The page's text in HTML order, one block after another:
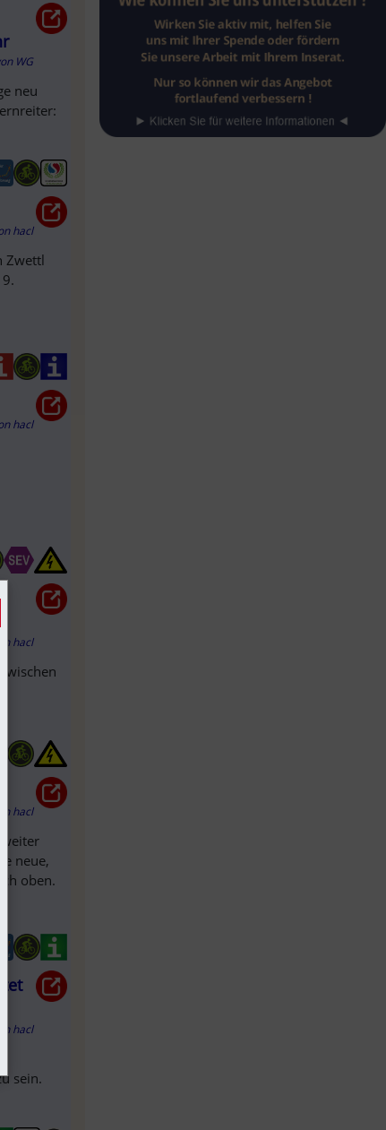
WG
neu
hacl
Zwettl
hacl
vonhacl
vonhacl
neue,
oben.
vonhacl
sein.